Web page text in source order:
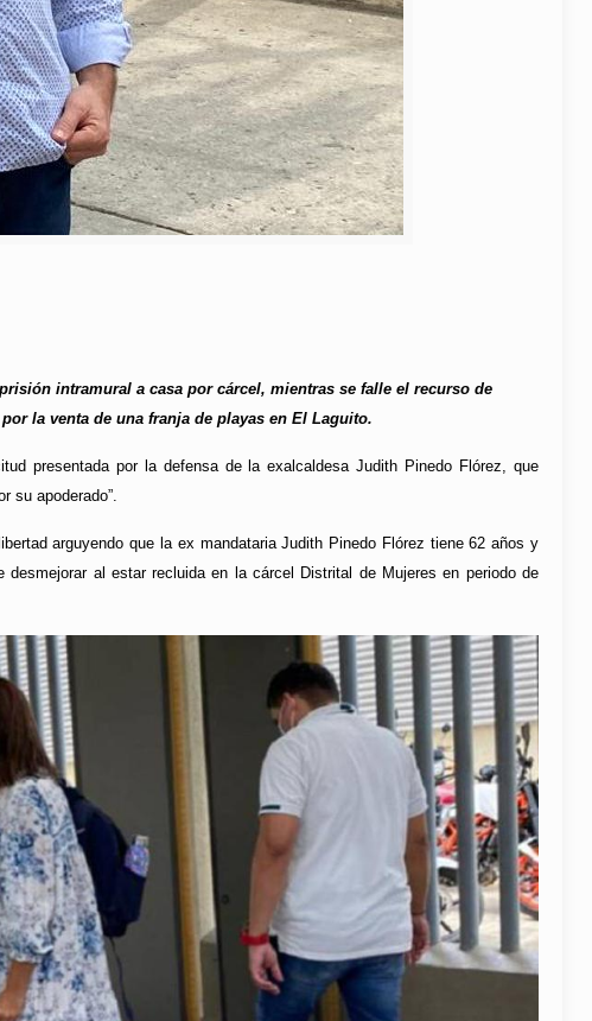
intramural a casa por cárcel, mientras se falle el recurso de
la venta de una franja de playas en El Laguito.
presentada por la defensa de la exalcaldesa Judith Pinedo Flórez, que
su apoderado”.
arguyendo que la ex mandataria Judith Pinedo Flórez tiene 62 años y
al estar recluida en la cárcel Distrital de Mujeres en periodo de